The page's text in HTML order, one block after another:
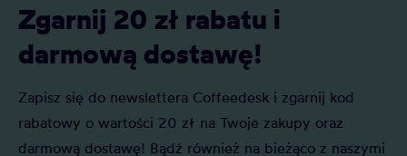
Zgarnij 20 zł rabatu i
darmową dostawę!
Zapisz się do newslettera Coffeedesk i zgarnij kod
rabatowy o wartości 20 zł na Twoje zakupy oraz
darmową dostawę! Bądź również na bieżąco z naszymi